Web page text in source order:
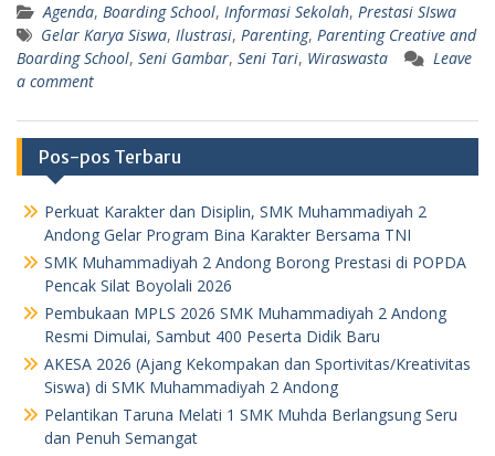
c
e
b
o
k
a
t
s
A
p
a
i
l
i
t
t
a
i
l
a
r
e
Agenda, Boarding School, Informasi Sekolah, Prestasi SIswa
Gelar Karya Siswa, Ilustrasi, Parenting, Parenting Creative and
Boarding School, Seni Gambar, Seni Tari, Wiraswasta
Leave
a comment
Pos-pos Terbaru
Perkuat Karakter dan Disiplin, SMK Muhammadiyah 2
Andong Gelar Program Bina Karakter Bersama TNI
SMK Muhammadiyah 2 Andong Borong Prestasi di POPDA
Pencak Silat Boyolali 2026
Pembukaan MPLS 2026 SMK Muhammadiyah 2 Andong
Resmi Dimulai, Sambut 400 Peserta Didik Baru
AKESA 2026 (Ajang Kekompakan dan Sportivitas/Kreativitas
Siswa) di SMK Muhammadiyah 2 Andong
Pelantikan Taruna Melati 1 SMK Muhda Berlangsung Seru
dan Penuh Semangat